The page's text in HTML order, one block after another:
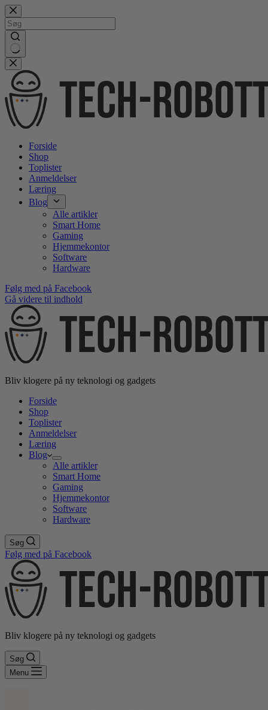
Gå
videre
til
indhold
No
results
Forside
Shop
Toplister
Anmeldelser
Læring
Blog
Alle artikler
Smart Home
Gaming
Hjemmekontor
Software
Hardware
Følg med på Facebook
Gå videre til indhold
Bliv klogere på ny teknologi og gadgets
Forside
Shop
Toplister
Anmeldelser
Læring
Blog
Alle artikler
Smart Home
Gaming
Hjemmekontor
Software
Hardware
Søg
Følg med på Facebook
Bliv klogere på ny teknologi og gadgets
Søg
Menu